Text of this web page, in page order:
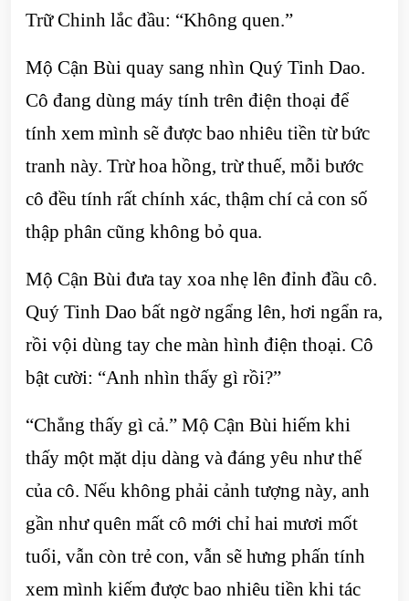
Trữ Chinh lắc đầu: “Không quen.”
Mộ Cận Bùi quay sang nhìn Quý Tinh Dao.
Cô đang dùng máy tính trên điện thoại để
tính xem mình sẽ được bao nhiêu tiền từ bức
tranh này. Trừ hoa hồng, trừ thuế, mỗi bước
cô đều tính rất chính xác, thậm chí cả con số
thập phân cũng không bỏ qua.
Mộ Cận Bùi đưa tay xoa nhẹ lên đỉnh đầu cô.
Quý Tinh Dao bất ngờ ngẩng lên, hơi ngẩn ra,
rồi vội dùng tay che màn hình điện thoại. Cô
bật cười: “Anh nhìn thấy gì rồi?”
“Chẳng thấy gì cả.” Mộ Cận Bùi hiếm khi
thấy một mặt dịu dàng và đáng yêu như thế
của cô. Nếu không phải cảnh tượng này, anh
gần như quên mất cô mới chỉ hai mươi mốt
tuổi, vẫn còn trẻ con, vẫn sẽ hưng phấn tính
xem mình kiếm được bao nhiêu tiền khi tác